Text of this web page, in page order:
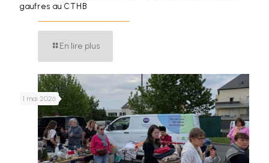
gaufres au CTHB
En lire plus
1 mai 2026